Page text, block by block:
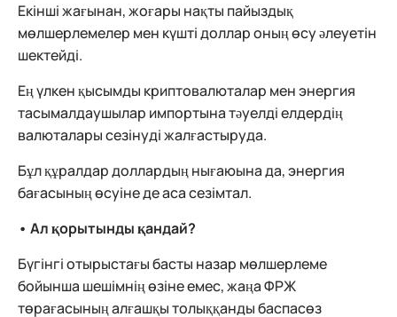
Екінші жағынан, жоғары нақты пайыздық
мөлшерлемелер мен күшті доллар оның өсу әлеуетін
шектейді.
Ең үлкен қысымды криптовалюталар мен энергия
тасымалдаушылар импортына тәуелді елдердің
валюталары сезінуді жалғастыруда.
Бұл құралдар доллардың нығаюына да, энергия
бағасының өсуіне де аса сезімтал.
• Ал қорытынды қандай?
Бүгінгі отырыстағы басты назар мөлшерлеме
бойынша шешімнің өзіне емес, жаңа ФРЖ
төрағасының алғашқы толыққанды баспасөз